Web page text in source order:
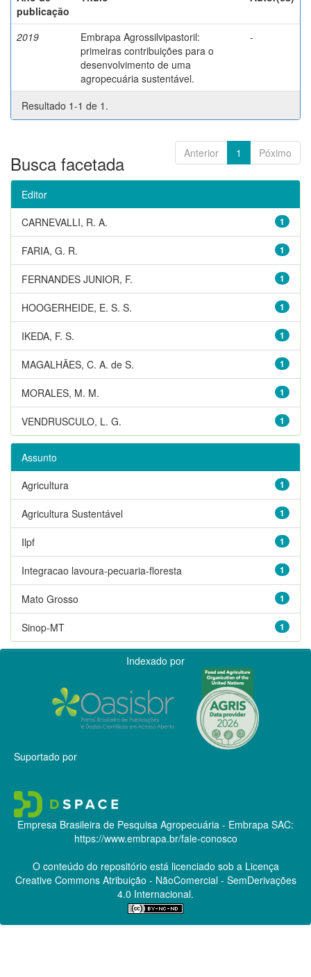
publicação
2019
Embrapa Agrossilvipastoril:
primeiras contribuições para o
desenvolvimento de uma
agropecuária sustentável.
-
Resultado 1-1 de 1.
Anterior 1 Póximo
Busca facetada
Editor
1
CARNEVALLI, R. A.
1
FARIA, G. R.
1
FERNANDES JUNIOR, F.
1
HOOGERHEIDE, E. S. S.
1
IKEDA, F. S.
1
MAGALHÃES, C. A. de S.
1
MORALES, M. M.
1
VENDRUSCULO, L. G.
Assunto
1
Agricultura
1
Agricultura Sustentável
1
Ilpf
1
Integracao lavoura-pecuaria-floresta
1
Mato Grosso
1
Sinop-MT
Indexado por
Suportado por
Empresa Brasileira de Pesquisa Agropecuária - Embrapa SAC:
https://www.embrapa.br/fale-conosco
O conteúdo do repositório está licenciado sob a Licença
Creative CommonsAtribuição - NãoComercial - SemDerivações
4.0 Internacional.